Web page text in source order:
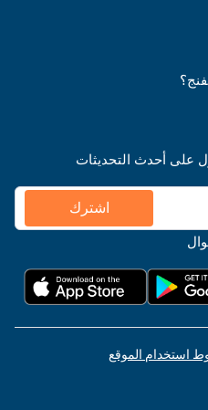
على أحدث التحديثات
اشترك
استخدام الموقع